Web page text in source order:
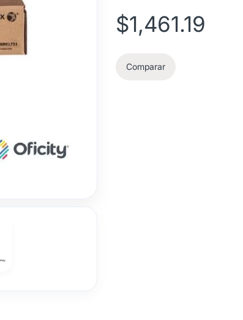
$1,461.19
Comparar